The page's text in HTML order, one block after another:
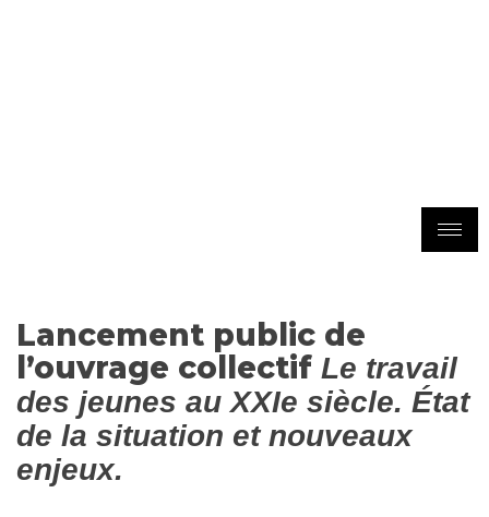
Lancement public de
l’ouvrage collectif Le travail
des jeunes au XXIe siècle. État
de la situation et nouveaux
enjeux.